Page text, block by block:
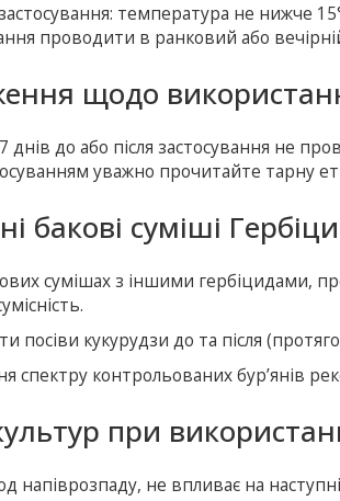
температура не нижче
проводити в ранковий або
щодо
днів до або після застосування не
уважно прочитайте тарну
бакові суміші
сумішах з іншими гербіцидами,
посіви кукурудзи до та після
спектру контрольованих бур’янів
при
напіврозпаду, не впливає на